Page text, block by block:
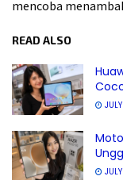
mencoba
READ ALSO